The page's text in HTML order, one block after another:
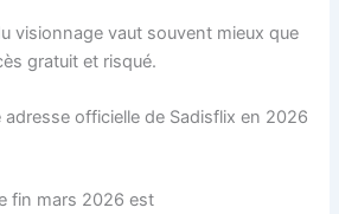
visionnage vaut souvent mieux que
gratuit et risqué.
adresse officielle de Sadisflix en 2026
fin mars 2026 est